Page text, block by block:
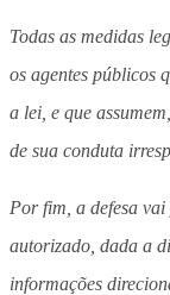
Todas as medidas
os agentes públicos
a lei, e que
de sua conduta
Por fim, a defesa
autorizado, dada a
informações